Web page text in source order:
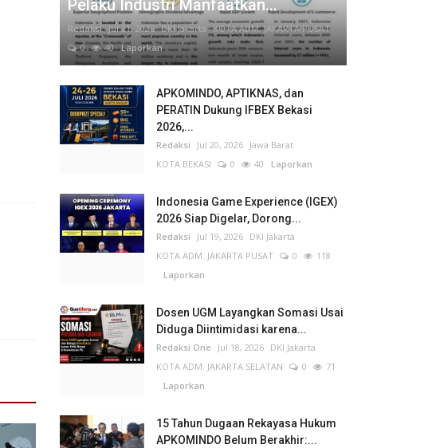
Pelaku Industri Manfaatkan...
Redaksi Jul 21, 2026 DKI Jakarta KOTA ADM. JAKARTA PUSAT
0
40Laporkan
APKOMINDO, APTIKNAS, dan
PERATIN Dukung IFBEX Bekasi
2026,...
Redaksi Jul 20, 2026 Jawa Barat
KOTA BEKASI
0 40 Laporkan
Indonesia Game Experience (IGEX)
2026 Siap Digelar, Dorong...
Redaksi Jul 19, 2026 DKI Jakarta
KOTA ADM. JAKARTA PUSAT
0
118
Laporkan
Dosen UGM Layangkan Somasi Usai
Diduga Diintimidasi karena...
Redaksi One Jul 18, 2026 DKI Jakarta
KOTA ADM. JAKARTA SELATAN
0
71
Laporkan
15 Tahun Dugaan Rekayasa Hukum
APKOMINDO Belum Berakhir:...